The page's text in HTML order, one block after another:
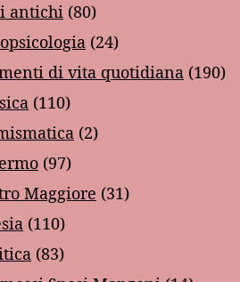
antichi (80)
(24)
di vita quotidiana (190)
(110)
(2)
(97)
Maggiore (31)
(110)
(83)